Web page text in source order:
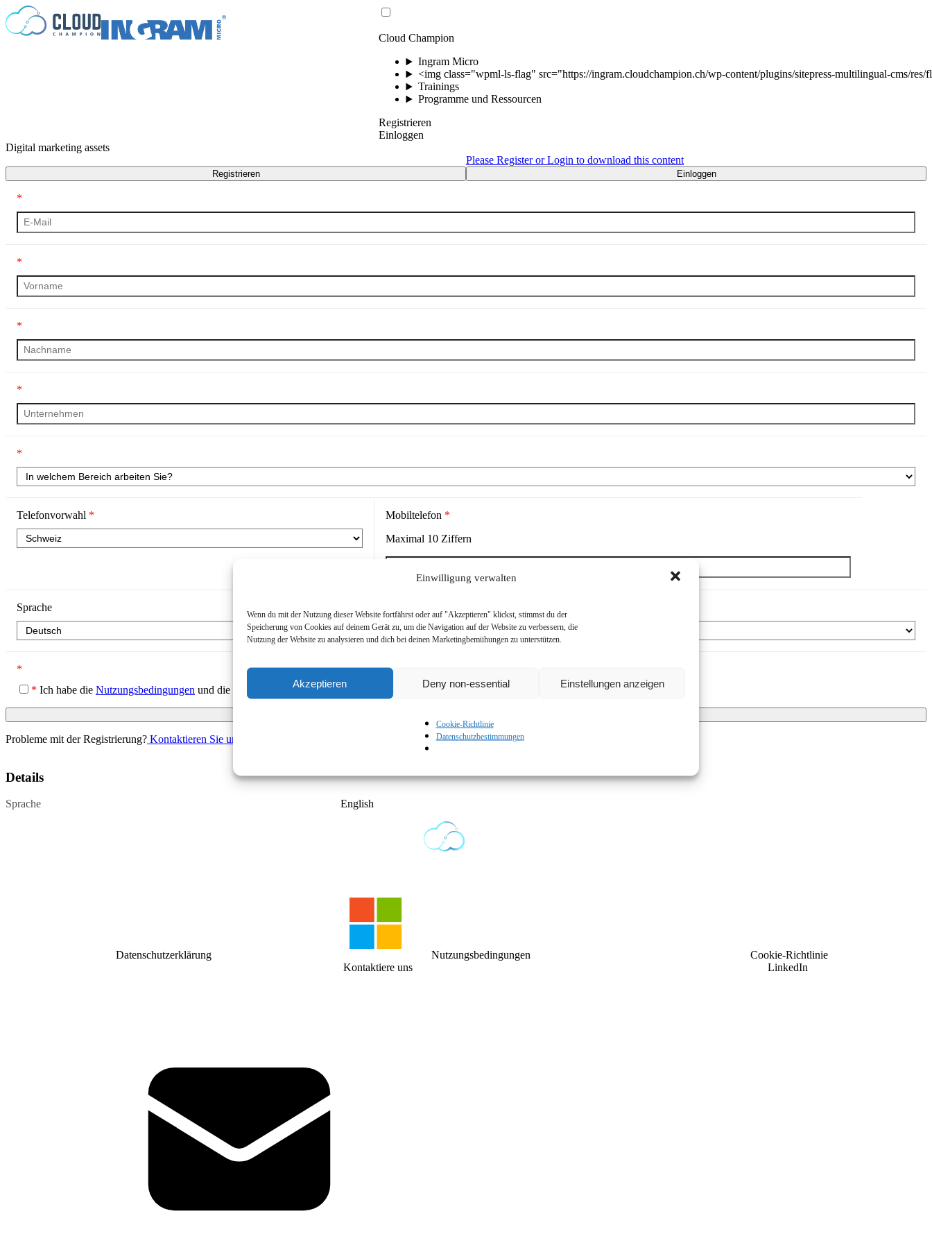
Einwilligung verwalten
Wenn du mit der Nutzung dieser Website fortfährst oder auf "Akzeptieren" klickst, stimmst du der
Speicherung von Cookies auf deinem Gerät zu, um die Navigation auf der Website zu verbessern, die
Nutzung der Website zu analysieren und dich bei deinen Marketingbemühungen zu unterstützen.
Akzeptieren Deny non-essential Einstellungen anzeigen
Cookie-Richtlinie
Datenschutzbestimmungen
Zum Inhalt springen
Cloud Champion
Ingram Micro
<img class="wpml-ls-flag" src="https://ingram.cloudchampion.ch/wp-content/plugins/sitepress-multilingual-cms/
Trainings
Programme und Ressourcen
Registrieren
Einloggen
Digital marketing assets
Please Register or Login to download this content
Registrieren Einloggen
*
*
*
*
*
Telefonvorwahl * Mobiltelefon *
Maximal 10 Ziffern
Sprache
*
* Ich habe die Nutzungsbedingungen und die Datenschutzerklärunggelesen und akzeptiere diese.
Probleme mit der Registrierung? Kontaktieren Sie uns
Details
Sprache English
Kontaktiere uns LinkedIn
Datenschutzerklärung Nutzungsbedingungen Cookie-Richtlinie